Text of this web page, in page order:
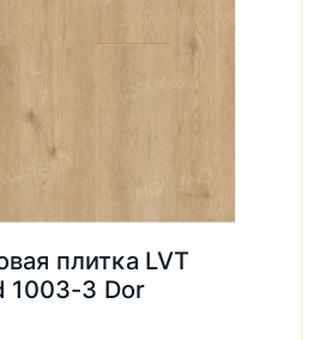
плитка LVT
1003-3 Dor